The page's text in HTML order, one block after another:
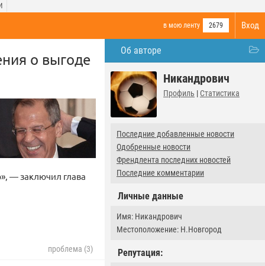
Вход
в мою ленту 2679
Об авторе
Никандрович
Профиль | Статистика
Последние добавленные новости
Одобренные новости
Френдлента последних новостей
Последние комментарии
Личные данные
Имя: Никандрович
Местоположение: Н.Новгород
Репутация:
о выгоде
— заключил глава
проблема (3)